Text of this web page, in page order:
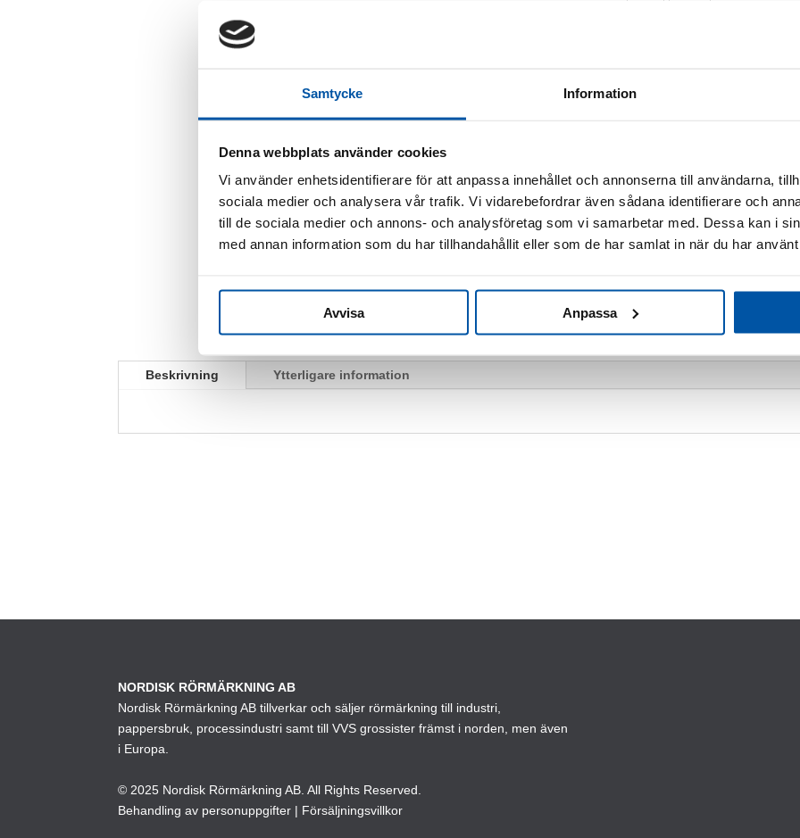
Samtycke Information
Denna webbplats använder cookies
Vi använder enhetsidentifierare för att anpassa innehållet och annonserna till användarna,
sociala medier och analysera vår trafik. Vi vidarebefordrar även sådana identifierare och
till de sociala medier och annons- och analysföretag som vi samarbetar med. Dessa kan i
med annan information som du har tillhandahållit eller som de har samlat in när du har
Avvisa Anpassa
*Färg på text
Beskrivning Ytterligare information
NORDISK RÖRMÄRKNING AB
Nordisk Rörmärkning AB tillverkar och säljer rörmärkning till industri,
pappersbruk, processindustri samt till VVS grossister främst i norden, men även
i Europa.
© 2025 Nordisk Rörmärkning AB. All Rights Reserved.
Behandling av personuppgifter | Försäljningsvillkor